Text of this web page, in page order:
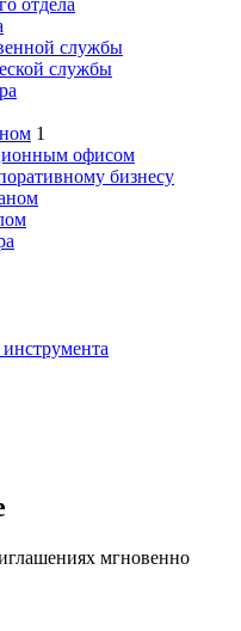
службы
службы
1
офисом
бизнесу
мгновенно